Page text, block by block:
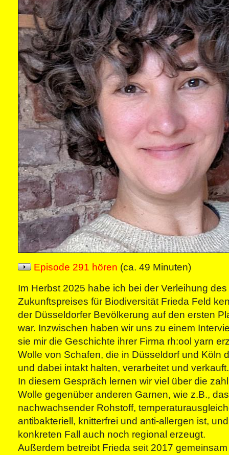
Episode 291 hören (ca. 49 Minuten)
Im Herbst 2025 habe ich bei der Verleihung
Zukunftspreises für Biodiversität Frieda Feld
der Düsseldorfer Bevölkerung auf den ersten
war. Inzwischen haben wir uns zu einem
sie mir die Geschichte ihrer Firma rh:ool yarn
Wolle von Schafen, die in Düsseldorf und Köln
und dabei intakt halten, verarbeitet und verkauft.
In diesem Gespräch lernen wir viel über die
Wolle gegenüber anderen Garnen, wie z.B.,
nachwachsender Rohstoff,
antibakteriell, knitterfrei und anti-allergen ist,
konkreten Fall auch noch regional erzeugt.
Außerdem betreibt Frieda seit 2017